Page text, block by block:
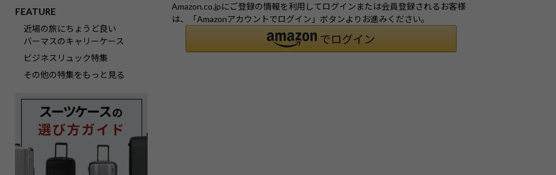
FEATURE
近場の旅にちょうど良い
バーマスのキャリーケース
ビジネスリュック特集
その他の特集をもっと見る
Amazon.co.jpにご登録の情報を利用してログインまたは会員登録されるお客様
は、「Amazonアカウントでログイン」ボタンよりお進みください。